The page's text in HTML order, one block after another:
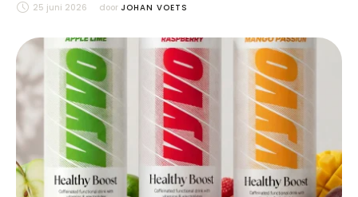
25 juni 2026 door JOHAN VOETS